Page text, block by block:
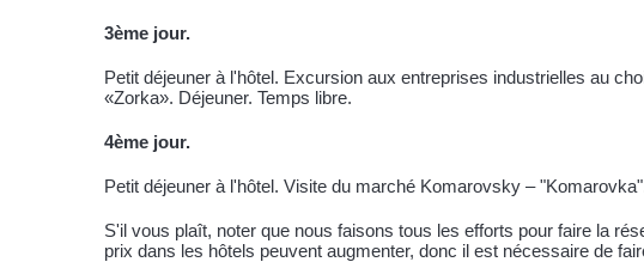
3ème jour.
Petit déjeuner à l'hôtel. Excursion aux entreprises industrielles au
«Zorka». Déjeuner. Temps libre.
4ème jour.
Petit déjeuner à l'hôtel. Visite du marché Komarovsky –
S'il vous plaît, noter que nous faisons tous les efforts pour faire la
prix dans les hôtels peuvent augmenter, donc il est nécessaire de